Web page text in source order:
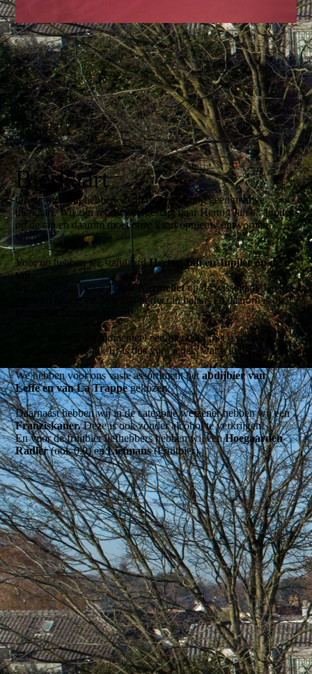
Bierkaart
Op dit moment hebben we in de Hucht nog geen nieuwe
bierkaart. Wij zijn recent overgestapt naar Hertog Jan en Jupiler
op de tap en daarom moet onze kaart opnieuw ontworpen
worden.
Voor nu hebben we standaardHertog Jan en Jupiler op de
tap .
Op dit moment staatTriple Karmelietop de wisseltap. De
zoete en bittere smaken zijn perfect in balans en daarom is dit
biertje het proberen waard!
Verder hebben wij momenteel een bierkaart met daarop 25
verschillende bieren. Er is dus voor ieders wat wils.
We hebben voor ons vaste assortiment hetabdijbier van
Leffe en van La Trappegekozen.
Daarnaast hebben wij in de categorie weizener hebben wij een
Franziskaner.Deze is ook zonder alcohol te verkrijgen!
En voor de fruitbier liefhebbers hebben wij eenHoegaarden
Radler(ook 0.0) enLiefmans(Fruitbier).